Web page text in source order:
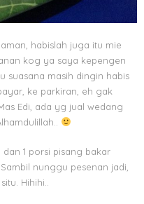
habislah juga itu mie
kog ya saya kepengen
suasana masih dingin habis
ke parkiran, eh gak
Edi, ada yg jual wedang
1 porsi pisang bakar
nunggu pesenan jadi,
Hihihi..